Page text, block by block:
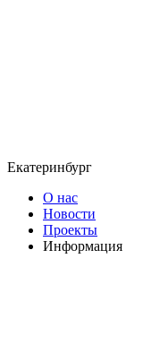
Екатеринбург
О нас
Новости
Проекты
Информация